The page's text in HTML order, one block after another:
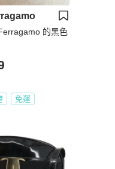
的黑色
免運